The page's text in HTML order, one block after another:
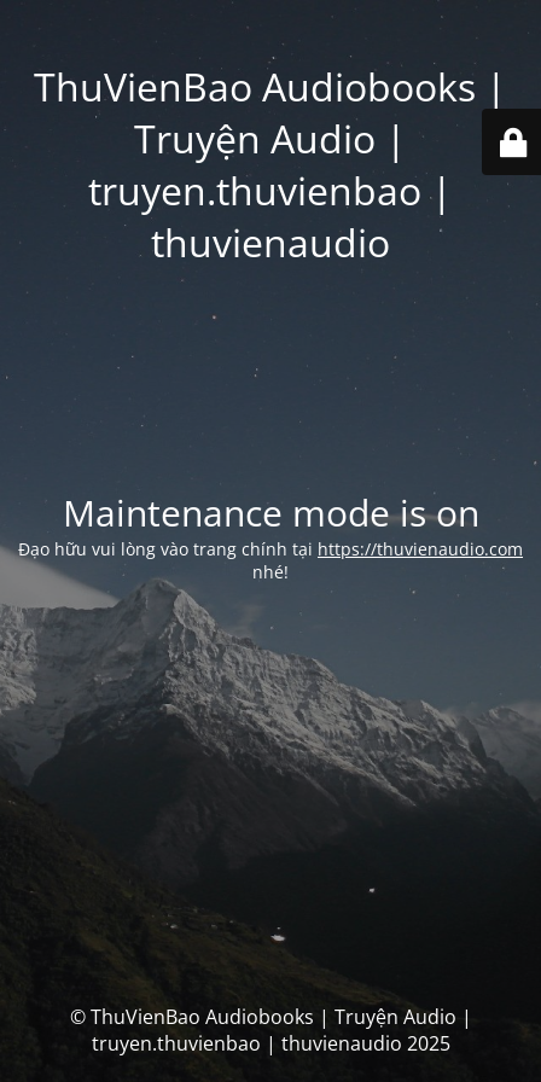
ThuVienBao Audiobooks |
Truyện Audio |
truyen.thuvienbao |
thuvienaudio
Maintenance mode is on
Đạo hữu vui lòng vào trang chính tại https://thuvienaudio.com
nhé!
© ThuVienBao Audiobooks | Truyện Audio |
truyen.thuvienbao | thuvienaudio 2025